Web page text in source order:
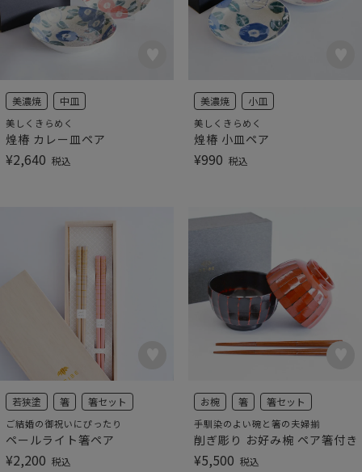
美濃焼 中皿
美しくきらめく
煌椿 カレー皿ペア
¥2,640 税込
美濃焼 小皿
美しくきらめく
煌椿 小皿ペア
¥990 税込
若狭塗 箸 箸セット
ご結婚の御祝いにぴったり
ペールライト箸ペア
¥2,200 税込
お椀 箸 箸セット
手馴染のよい碗と箸の夫婦揃
削ぎ彫り お好み椀 ペア箸付き
¥5,500 税込